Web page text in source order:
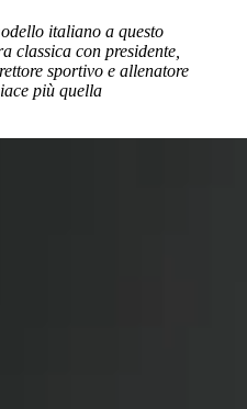
italiano a questo
classica con presidente,
sportivo e allenatore
più quella